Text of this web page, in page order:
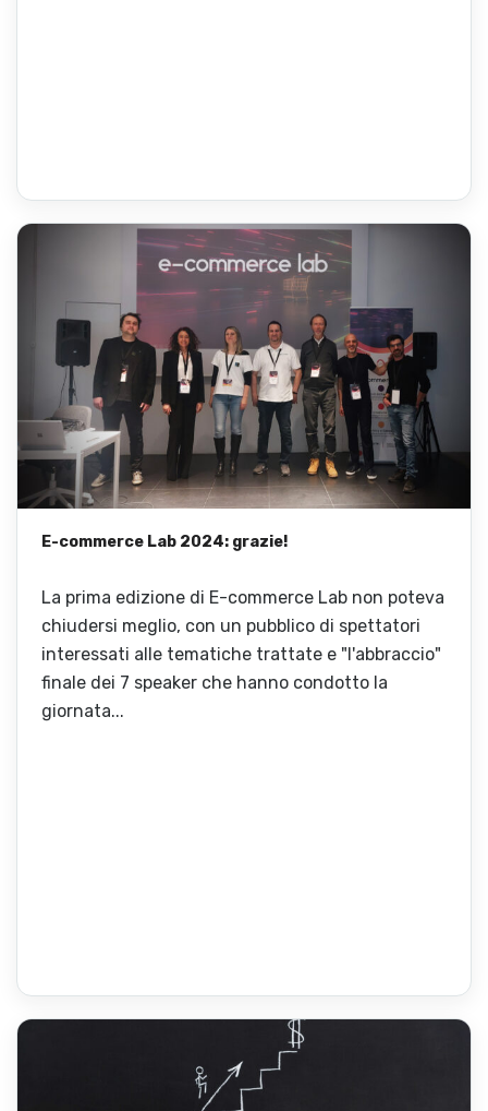
E-commerce Lab 2024: grazie!
La prima edizione di E-commerce Lab non poteva
chiudersi meglio, con un pubblico di spettatori
interessati alle tematiche trattate e "l'abbraccio"
finale dei 7 speaker che hanno condotto la
giornata...